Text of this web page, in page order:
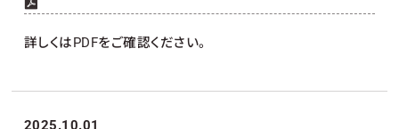
詳しくはPDFをご確認ください。
2025.10.01